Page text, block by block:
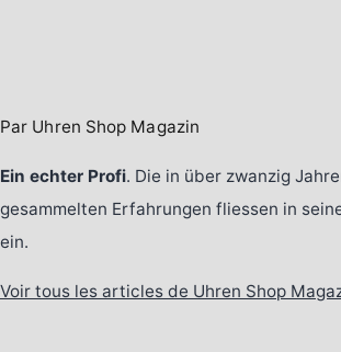
Par Uhren Shop Magazin
Ein echter Profi. Die in über zwanzig
gesammelten Erfahrungen fliessen in
ein.
Voir tous les articles de Uhren Shop